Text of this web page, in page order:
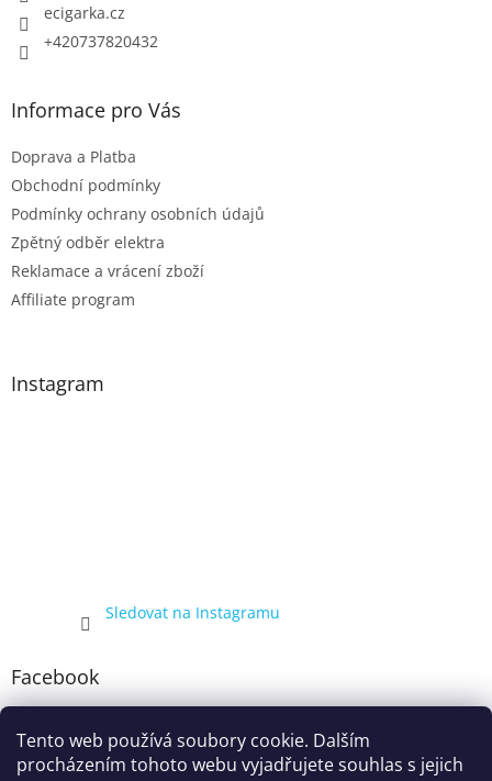
Tento web používá soubory cookie. Dalším
procházením tohoto webu vyjadřujete souhlas s jejich
ecigarka.cz
+420737820432
Informace pro Vás
Doprava a Platba
Obchodní podmínky
Podmínky ochrany osobních údajů
Zpětný odběr elektra
Reklamace a vrácení zboží
Affiliate program
Instagram
Sledovat na Instagramu
Facebook